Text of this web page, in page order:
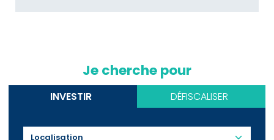
Je cherche pour
INVESTIR DÉFISCALISER